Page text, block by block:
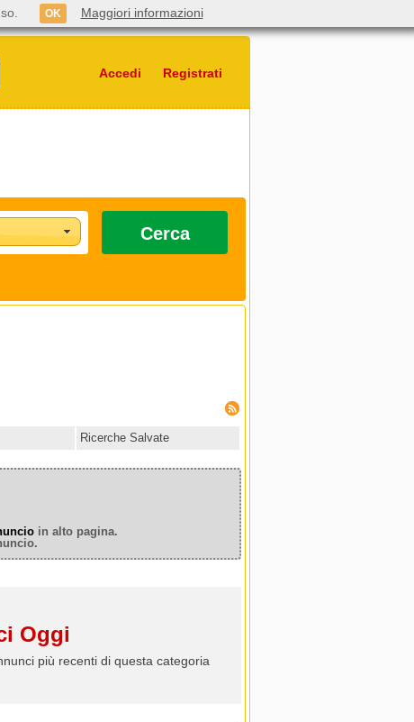
Accedi Registrati
Cerca
Ricerche Salvate
in alto pagina.
Oggi
più recenti di questa categoria
OK Maggiori informazioni